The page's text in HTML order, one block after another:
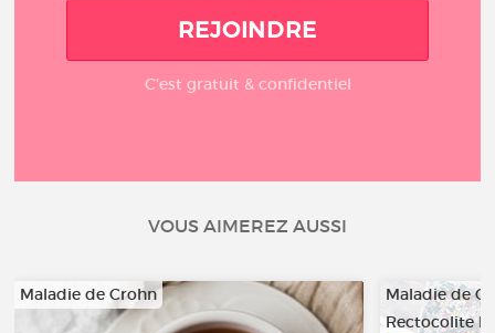
REJOINDRE
C'est gratuit & confidentiel
VOUS AIMEREZ AUSSI
Maladie de Crohn
Maladie de
Rectocolite